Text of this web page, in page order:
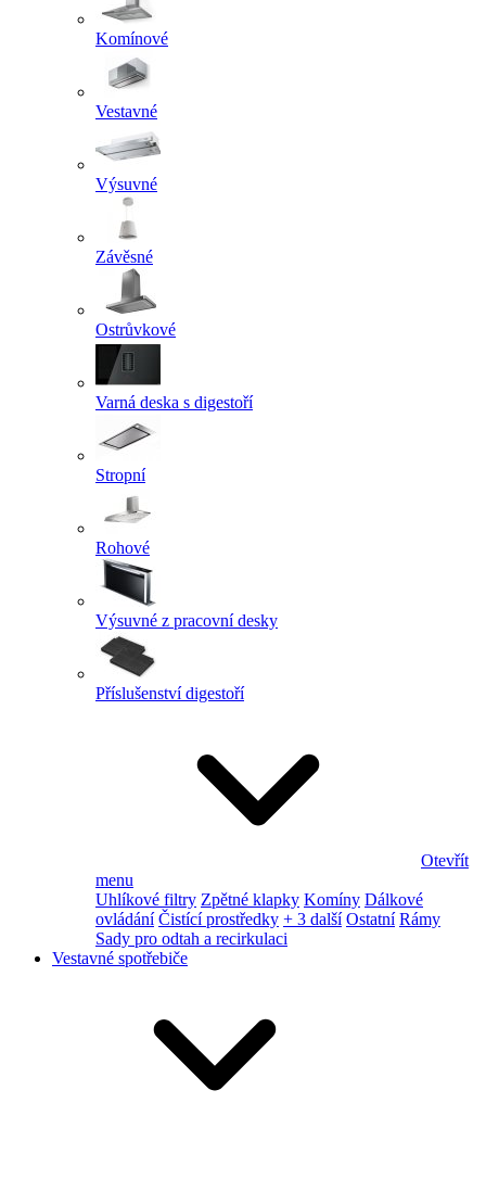
Komínové
Vestavné
Výsuvné
Závěsné
Ostrůvkové
Varná deska s digestoří
Stropní
Rohové
Výsuvné z pracovní desky
Příslušenství digestoří
Otevřít
menu
Uhlíkové filtry Zpětné klapky Komíny Dálkové
ovládání Čistící prostředky + 3 další Ostatní Rámy
Sady pro odtah a recirkulaci
Vestavné spotřebiče